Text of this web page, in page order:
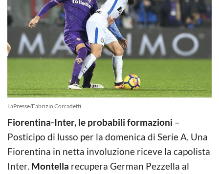
LaPresse/Fabrizio Corradetti
Fiorentina-Inter, le probabili formazioni –
Posticipo di lusso per la domenica di Serie A. Una
Fiorentina in netta involuzione riceve la capolista
Inter. Montella recupera German Pezzella al